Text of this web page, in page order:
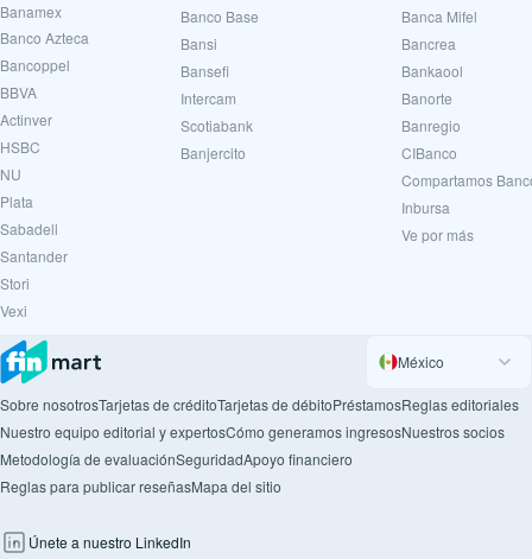
Banamex
Banco Azteca
Bancoppel
BBVA
Actinver
HSBC
NU
Plata
Sabadell
Santander
Stori
Vexi
Banco Base
Bansi
Bansefi
Intercam
Scotiabank
Banjercito
Banca Mifel
Bancrea
Bankaool
Banorte
Banregio
CIBanco
Compartamos
Inbursa
Ve por más
México
Sobre nosotrosTarjetas de créditoTarjetas de débitoPréstamosReglas editoriales
Nuestro equipo editorial y expertosCómo generamos ingresosNuestros socios
Metodología de evaluaciónSeguridadApoyo financiero
Reglas para publicar reseñasMapa del sitio
Únete a nuestro LinkedIn